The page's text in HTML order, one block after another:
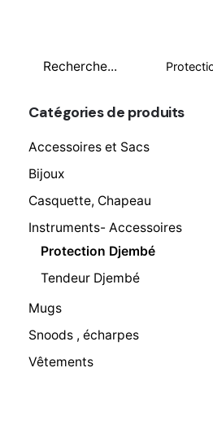
Recherche
Catégories de produits
Accessoires et Sacs
Bijoux
Casquette, Chapeau
Instruments- Accessoires
Protection Djembé
Tendeur Djembé
Mugs
Snoods , écharpes
Vêtements